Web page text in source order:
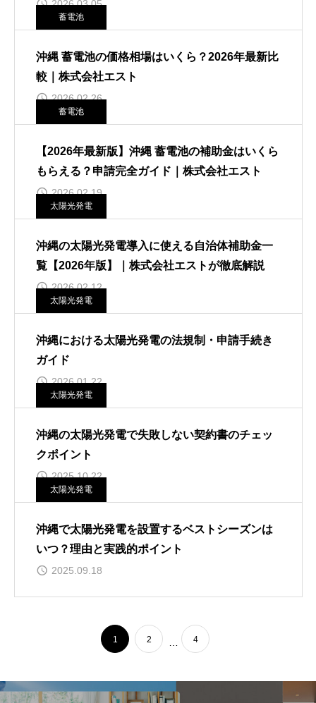
2026.03.05
蓄電池
沖縄 蓄電池の価格相場はいくら？2026年最新比
較｜株式会社エスト
2026.02.26
蓄電池
【2026年最新版】沖縄 蓄電池の補助金はいくら
もらえる？申請完全ガイド｜株式会社エスト
2026.02.19
太陽光発電
沖縄の太陽光発電導入に使える自治体補助金一
覧【2026年版】｜株式会社エストが徹底解説
2026.02.12
太陽光発電
沖縄における太陽光発電の法規制・申請手続き
ガイド
2026.01.22
太陽光発電
沖縄の太陽光発電で失敗しない契約書のチェッ
クポイント
2025.10.22
太陽光発電
沖縄で太陽光発電を設置するベストシーズンは
いつ？理由と実践的ポイント
2025.09.18
1 2 4